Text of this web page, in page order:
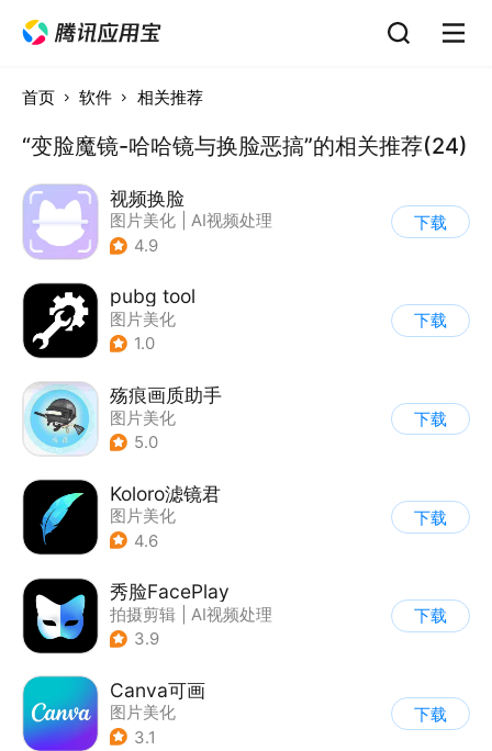
首页 软件 相关推荐
“变脸魔镜-哈哈镜与换脸恶搞”的相关推荐(24)
视频换脸
图片美化
AI视频处理
4.9
下载
pubg tool
图片美化
1.0
下载
殇痕画质助手
图片美化
5.0
下载
Koloro滤镜君
图片美化
4.6
下载
秀脸FacePlay
拍摄剪辑
AI视频处理
3.9
下载
Canva可画
图片美化
3.1
下载